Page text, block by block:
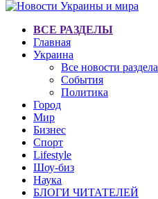
ВСЕ РАЗДЕЛЫ
Главная
Украина
Все новости раздела
События
Политика
Город
Мир
Бизнес
Спорт
Lifestyle
Шоу-биз
Наука
БЛОГИ ЧИТАТЕЛЕЙ